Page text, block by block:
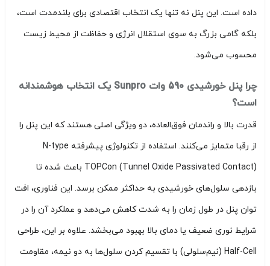
داده است. این پنل نه تنها یک انتخاب اقتصادی برای بلندمدت است،
بلکه گامی بزرگ به سوی استقلال انرژی و حفاظت از محیط زیست
محسوب می‌شود.
چرا پنل خورشیدی 590 وات Sunpro یک انتخاب هوشمندانه
است؟
قدرت بالا و راندمان فوق‌العاده، دو ویژگی اصلی هستند که این پنل را
از رقبا متمایز می‌کنند. استفاده از تکنولوژی پیشرفته N-type
TOPCon (Tunnel Oxide Passivated Contact) باعث شده تا
بازدهی سلول‌های خورشیدی به حداکثر ممکن برسد. این فناوری، افت
توان پنل در طول زمان را به شدت کاهش می‌دهد و عملکرد آن را در
شرایط نوری ضعیف یا دمای بالا بهبود می‌بخشد. علاوه بر این، طراحی
Half-Cell (نیم‌سلولی) با تقسیم کردن سلول‌ها به دو نیمه، مقاومت